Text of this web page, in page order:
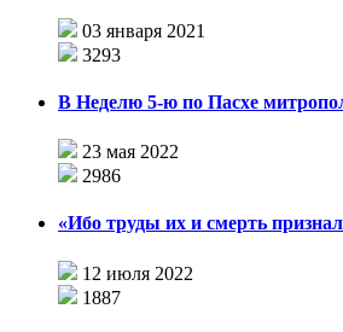
03 января 2021
3293
В Неделю 5-ю по Пасхе
23 мая 2022
2986
«Ибо труды их и смерть
12 июля 2022
1887